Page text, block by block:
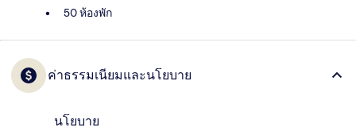
50 ห้องพัก
ค่าธรรมเนียมและนโยบาย
นโยบาย